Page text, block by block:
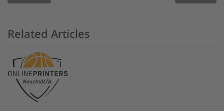
Related Articles